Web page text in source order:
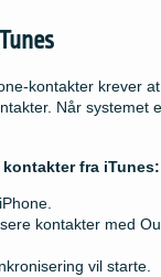
kontakter krever
Når
fra iTunes:
kontakter med
vil starte.